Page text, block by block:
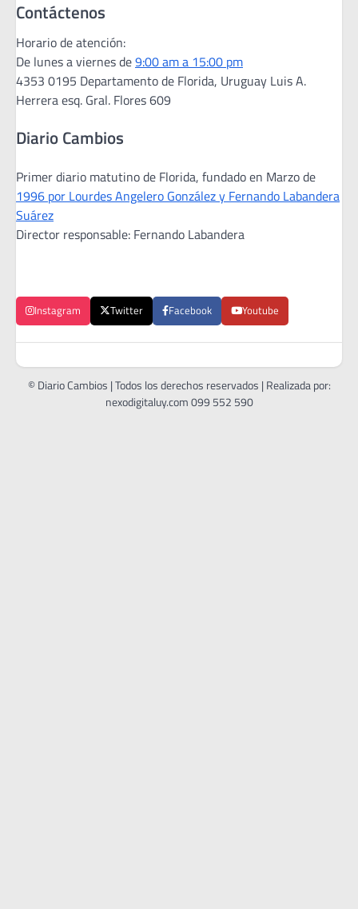
Contáctenos
Horario de atención:
De lunes a viernes de9:00 am a 15:00 pm
4353 0195 Departamento de Florida, Uruguay Luis A.
Herrera esq. Gral. Flores 609
Diario Cambios
Primer diario matutino de Florida, fundado en Marzo de
1996 por Lourdes Angelero González y Fernando Labandera
Suárez
Director responsable: Fernando Labandera
Instagram Twitter Facebook Youtube